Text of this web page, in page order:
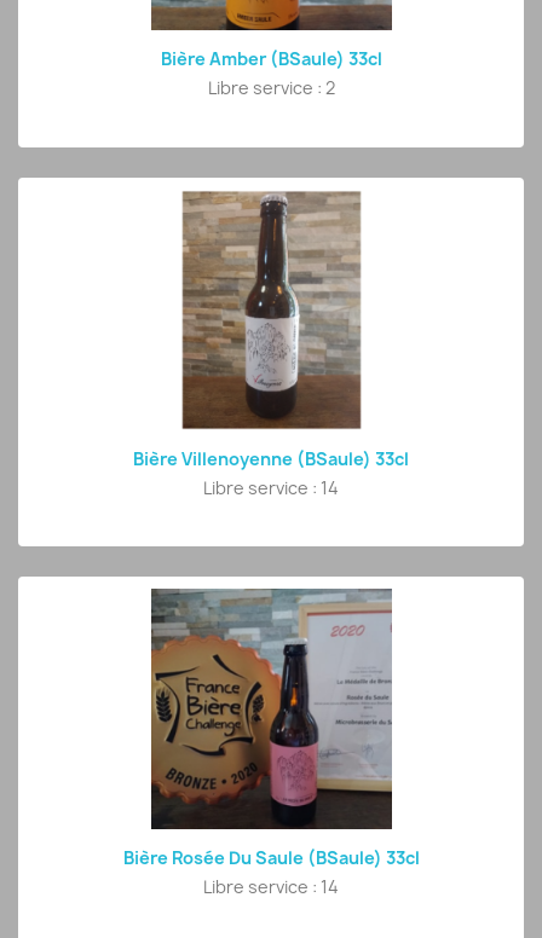
Bière Amber (BSaule) 33cl
Libre service : 2
Bière Villenoyenne (BSaule) 33cl
Libre service : 14
Bière Rosée Du Saule (BSaule) 33cl
Libre service : 14